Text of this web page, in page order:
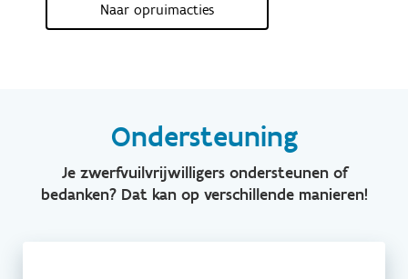
Naar opruimacties
Ondersteuning
Je zwerfvuilvrijwilligers ondersteunen of
bedanken? Dat kan op verschillende manieren!